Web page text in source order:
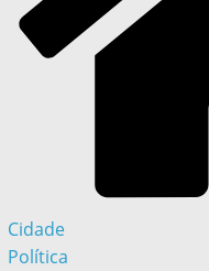
Cidade
Política